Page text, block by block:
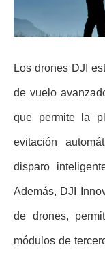
Los drones DJI
de vuelo
que permite la
evitación
disparo
Además, DJI
de drones,
módulos de